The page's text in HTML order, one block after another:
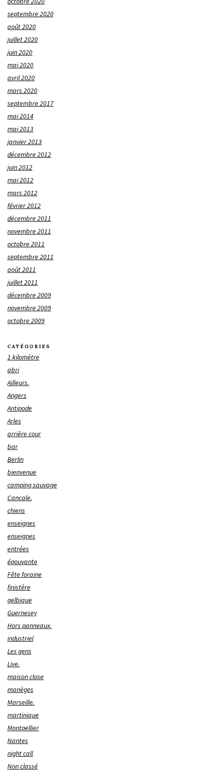
septembre 2020
août 2020
juillet 2020
juin 2020
mai 2020
avril 2020
mars 2020
septembre 2017
mai 2014
mai 2013
janvier 2013
décembre 2012
juin 2012
mai 2012
mars 2012
février 2012
décembre 2011
novembre 2011
octobre 2011
septembre 2011
août 2011
juillet 2011
décembre 2009
novembre 2009
octobre 2009
CATÉGORIES
1 kilomètre
abri
Ailleurs.
Angers
Antipode
Arles
arrière cour
bar
Berlin
bienvenue
camping sauvage
Cancale.
chiens
enseignes
enseignes
entrées
épouvante
Fête foraine
finistère
gelbique
Guernesey
Hors panneaux.
industriel
Les gens
Live.
maison close
manèges
Marseille.
martinique
Montpellier
Nantes
night call
Non classé